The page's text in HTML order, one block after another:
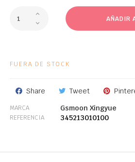
AÑADIR
FUERA DE STOCK
Share Tweet
MARCA Gsmoon Xingyue
REFERENCIA 345213010100